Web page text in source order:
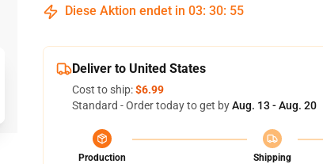
Diese Aktion endet in 03: 30: 54
Deliver to United States
Cost to ship:$6.99
Standard - Order today to get byAug. 13 - Aug. 20
Production
Shipping